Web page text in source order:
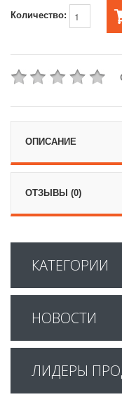
Количество:
ОПИСАНИЕ
ОТЗЫВЫ (0)
КАТЕГОРИИ
НОВОСТИ
ЛИДЕРЫ